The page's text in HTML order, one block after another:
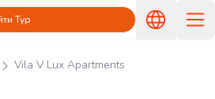
Тур
Vila V Lux Apartments